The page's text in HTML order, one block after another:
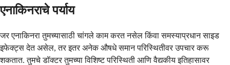
एनाकिनराचे पर्याय
जर एनाकिनरा तुमच्यासाठी चांगले काम करत नसेल किंवा समस्याप्रधान साइड
इफेक्ट्स देत असेल, तर इतर अनेक औषधे समान परिस्थितीवर उपचार करू
शकतात. तुमचे डॉक्टर तुमच्या विशिष्ट परिस्थिती आणि वैद्यकीय इतिहासावर